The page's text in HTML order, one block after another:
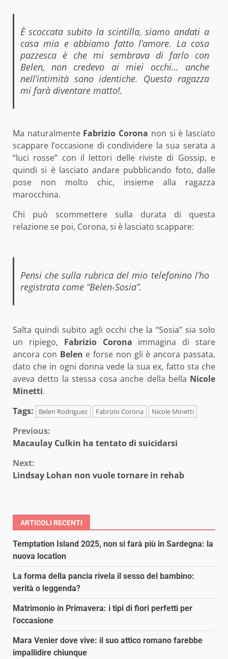
È scoccata subito la scintilla, siamo andati a
casa mia e abbiamo fatto l’amore. La cosa
pazzesca è che mi sembrava di farlo con
Belen, non credevo ai miei occhi… anche
nell’intimità sono identiche. Questa ragazza
mi farà diventare matto!.
Ma naturalmente Fabrizio Corona non si è lasciato
scappare l’occasione di condividere la sua serata a
“luci rosse” con il lettori delle riviste di Gossip, e
quindi si è lasciato andare pubblicando foto, dalle
pose non molto chic, insieme alla ragazza
marocchina.
Chi può scommettere sulla durata di questa
relazione se poi, Corona, si è lasciato scappare:
Pensi che sulla rubrica del mio telefonino l’ho
registrata come “Belen-Sosia”.
Salta quindi subito agli occhi che la “Sosia” sia solo
un ripiego, Fabrizio Corona immagina di stare
ancora con Belen e forse non gli è ancora passata,
dato che in ogni donna vede la sua ex, fatto sta che
aveva detto la stessa cosa anche della bella Nicole
Minetti.
Tags:
Belen Rodriguez Fabrizio Corona Nicole Minetti
Continue
Reading
Previous:
Macaulay Culkin ha tentato di suicidarsi
Next:
Lindsay Lohan non vuole tornare in rehab
ARTICOLI RECENTI
Temptation Island 2025, non si farà più in Sardegna: la
nuova location
La forma della pancia rivela il sesso del bambino:
verità o leggenda?
Matrimonio in Primavera: i tipi di fiori perfetti per
l’occasione
Mara Venier dove vive: il suo attico romano farebbe
impallidire chiunque